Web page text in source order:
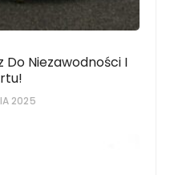
Do Niezawodności I
2025